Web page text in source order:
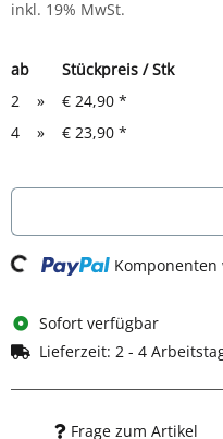
inkl. 19% MwSt.
ab
Stückpreis / Stk
2
» € 24,90 *
4
» € 23,90 *
Komponenten
Sofort verfügbar
Lieferzeit: 2 - 4
Frage zum Artikel